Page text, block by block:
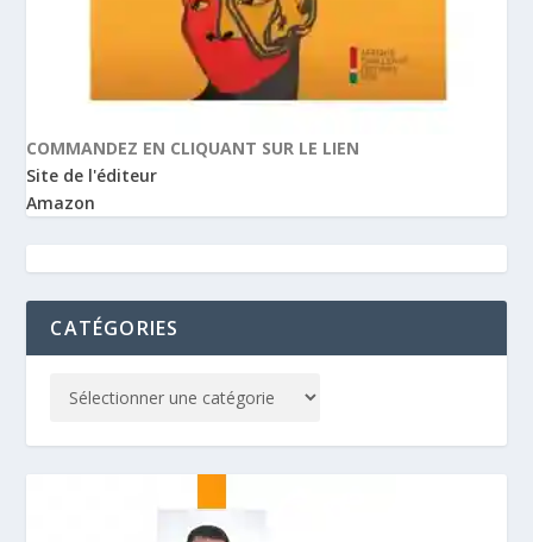
COMMANDEZ EN CLIQUANT SUR LE LIEN
Site de l'éditeur
Amazon
CATÉGORIES